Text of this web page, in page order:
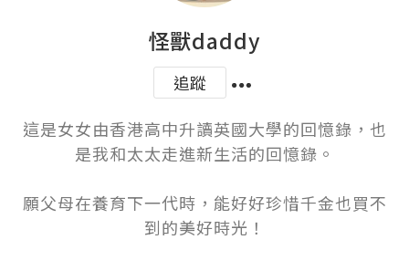
怪獸daddy
追蹤
這是女女由香港高中升讀英國大學的回憶錄，也
是我和太太走進新生活的回憶錄。
願父母在養育下一代時，能好好珍惜千金也買不
到的美好時光！